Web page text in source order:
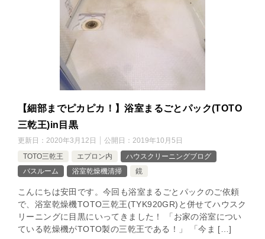
【細部までピカピカ！】浴室まるごとパック(TOTO
三乾王)in目黒
更新日： 2020年3月12日 公開日： 2019年10月5日
TOTO三乾王
エプロン内
ハウスクリーニングブログ
バスルーム
浴室乾燥機清掃 鏡
こんにちは安田です。今回も浴室まるごとパックのご依頼
で、浴室乾燥機TOTO三乾王(TYK920GR)と併せてハウスク
リーニングに目黒にいってきました！ 「お家の浴室につい
ている乾燥機がTOTO製の三乾王である！」 「今ま […]